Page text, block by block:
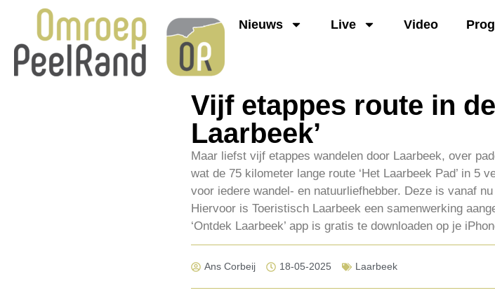
Nieuws Live Video
Vijf etappes route in
Laarbeek’
Maar liefst vijf etappes wandelen door Laarbeek, over
wat de 75 kilometer lange route ‘Het Laarbeek Pad’ in 5
voor iedere wandel- en natuurliefhebber. Deze is vanaf
Hiervoor is Toeristisch Laarbeek een samenwerking
‘Ontdek Laarbeek’ app is gratis te downloaden op je
Ans Corbeij 18-05-2025 Laarbeek